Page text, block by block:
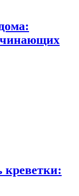
креветки: